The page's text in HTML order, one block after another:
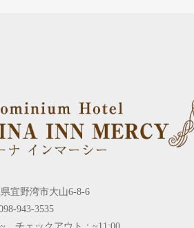
県宜野湾市大山6-8-6
943-3535